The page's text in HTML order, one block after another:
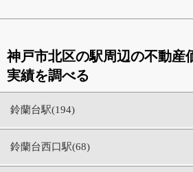
神戸市北区の駅周辺の不動産
実績を調べる
鈴蘭台駅(194)
鈴蘭台西口駅(68)